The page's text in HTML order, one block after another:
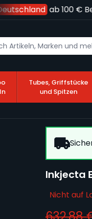
ab 100 €
Tubes, Griffstücke
und Spitzen
Inkjecta
Nicht auf